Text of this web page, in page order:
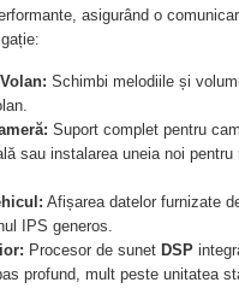
2DIN
asigurând o
Schimbi melodiile și
Suport complet pentru
sau instalarea uneia noi pentru
Afișarea datelor furnizate
IPS generos.
Procesor de sunet DSP
profund, mult peste unitatea